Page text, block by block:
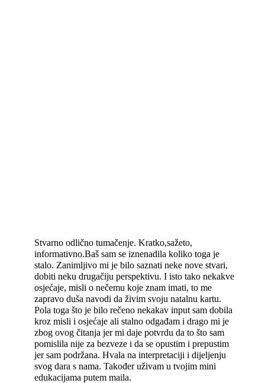
Stvarno odlično tumačenje. Kratko,sažeto,
informativno.Baš sam se iznenadila koliko toga je
stalo. Zanimljivo mi je bilo saznati neke nove stvari,
dobiti neku drugačiju perspektivu. I isto tako nekakve
osjećaje, misli o nečemu koje znam imati, to me
zapravo duša navodi da živim svoju natalnu kartu.
Pola toga što je bilo rečeno nekakav input sam dobila
kroz misli i osjećaje ali stalno odgađam i drago mi je
zbog ovog čitanja jer mi daje potvrdu da to što sam
pomislila nije za bezveze i da se opustim i prepustim
jer sam podržana. Hvala na interpretaciji i dijeljenju
svog dara s nama. Također uživam u tvojim mini
edukacijama putem maila.